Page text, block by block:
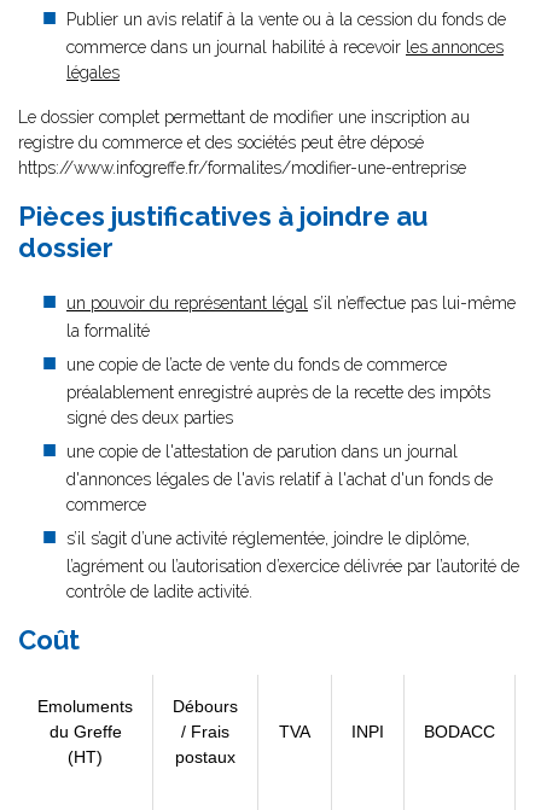
Publier un avis relatif à la vente ou à la cession du fonds de
commerce dans un journal habilité à recevoir les annonces
légales
Le dossier complet permettant de modifier une inscription au
registre du commerce et des sociétés peut être déposé
https://www.infogreffe.fr/formalites/modifier-une-entreprise
Pièces justificatives à joindre au
dossier
un pouvoir du représentant légal s’il n’effectue pas lui-même
la formalité
une copie de l’acte de vente du fonds de commerce
préalablement enregistré auprès de la recette des impôts
signé des deux parties
une copie de l'attestation de parution dans un journal
d'annonces légales de l'avis relatif à l'achat d'un fonds de
commerce
s’il s’agit d’une activité réglementée, joindre le diplôme,
l’agrément ou l’autorisation d’exercice délivrée par l’autorité de
contrôle de ladite activité.
Coût
Emoluments
du Greffe
(HT)
Débours
/ Frais
postaux
TVA INPI BODACC